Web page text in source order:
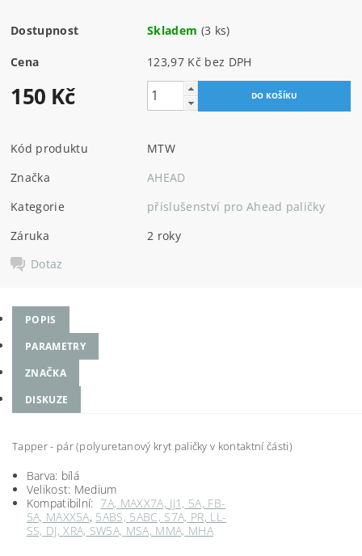
Dostupnost Skladem (3 ks)
Cena 123,97 Kč bez DPH
150 Kč
Kód produktu
MTW
Značka
AHEAD
Kategorie
příslušenství pro Ahead paličky
Záruka
2 roky
Dotaz
POPIS
PARAMETRY
ZNAČKA
DISKUZE
Tapper - pár (polyuretanový kryt paličky v kontaktní části)
Barva: bílá
Velikost: Medium
Kompatibilní: 7A, MAXX7A, JJ1, 5A, FB-
5A, MAXX5A, 5ABS, 5ABC, S7A, PR, LL-
SS, DJ, XRA, SW5A, MSA, MMA, MHA